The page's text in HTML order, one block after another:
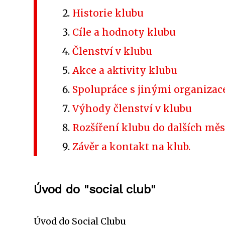
Historie klubu
Cíle a hodnoty klubu
Členství v klubu
Akce a aktivity klubu
Spolupráce s jinými
Výhody členství v klubu
Rozšíření klubu do dalších
Závěr a kontakt na klub.
Úvod do "social club"
Úvod do Social Clubu